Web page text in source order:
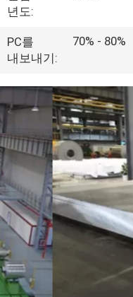
희
에
관
하
여
공
장
투
어
년도:
PC를
내보내기:
70% - 80%